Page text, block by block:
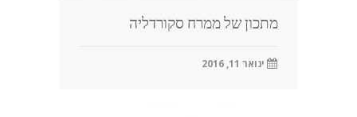
מתכון של ממרח סקורדליה
ינואר 11, 2016